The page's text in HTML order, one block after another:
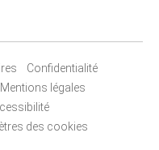
Confidentialité
Mentions légales
des cookies